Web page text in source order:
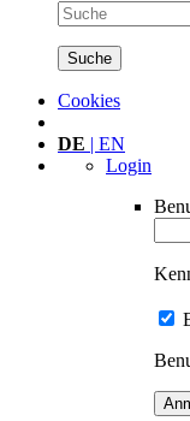
Cookies
DE | EN
Login